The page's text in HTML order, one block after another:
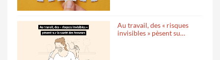
Au travail, des « risques
invisibles » pèsent su…